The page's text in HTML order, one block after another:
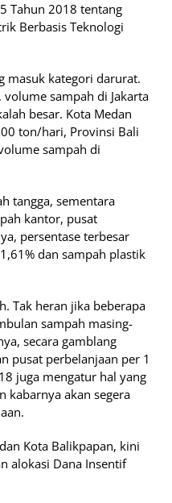
Tahun 2018 tentang
Berbasis Teknologi
masuk kategori darurat.
sampah di Jakarta
besar. Kota Medan
ton/hari, Provinsi Bali
sampah di
tangga, sementara
kantor, pusat
persentase terbesar
dan sampah plastik
Tak heran jika beberapa
sampah masing-
secara gamblang
pusat perbelanjaan per 1
juga mengatur hal yang
kabarnya akan segera
Kota Balikpapan, kini
alokasi Dana Insentif